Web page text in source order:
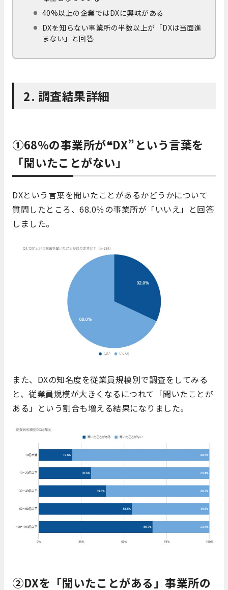
40%以上の企業ではDXに興味がある
DXを知らない事業所の半数以上が「DXは当面進
まない」と回答
2. 調査結果詳細
①68％の事業所が❝DX”という言葉を
「聞いたことがない」
DXという言葉を聞いたことがあるかどうかについて
質問したところ、68.0％の事業所が「いいえ」と回答
しました。
また、DXの知名度を従業員規模別で調査をしてみる
と、従業員規模が大きくなるにつれて「聞いたことが
ある」という割合も増える結果になりました。
②DXを「聞いたことがある」事業所の